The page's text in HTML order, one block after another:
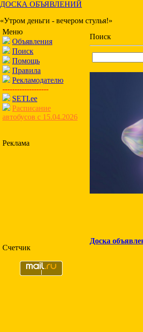
ДОСКА ОБЪЯВЛЕНИЙ
«Утром деньги - вечером стулья!»
Меню
Объявления
Поиск
Помощь
Правила
Рекламодателю
-------------------
SETI.ee
Расписание
автобусов с 15.04.2026
Реклама
Счетчик
Поиск
Доска